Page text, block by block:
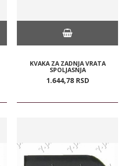
KVAKA ZA ZADNJA VRATA
SPOLJASNJA
1.644,78 RSD